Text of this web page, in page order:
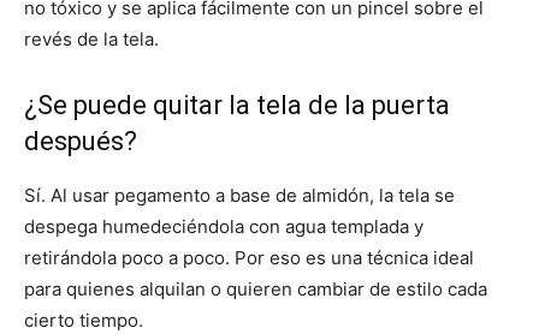
no tóxico y se aplica fácilmente con un pincel sobre el
revés de la tela.
¿Se puede quitar la tela de la puerta
después?
Sí. Al usar pegamento a base de almidón, la tela se
despega humedeciéndola con agua templada y
retirándola poco a poco. Por eso es una técnica ideal
para quienes alquilan o quieren cambiar de estilo cada
cierto tiempo.